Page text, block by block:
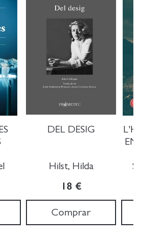
DEL DESIG
Hilst, Hilda
18 €
Comprar